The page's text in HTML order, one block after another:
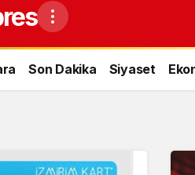
Son Dakika Siyaset